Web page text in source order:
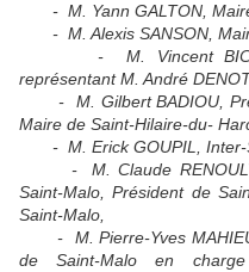
- M. Yann GALTON,
- M. Alexis SANSON,
- M. Vincent
représentant M. André
- M. Gilbert BADIOU,
Maire de Saint-Hilaire-du-
- M. Erick GOUPIL, Inter-
- M. Claude RENOULT,
Saint-Malo, Président de
Saint-Malo,
- M. Pierre-Yves
de Saint-Malo en charge